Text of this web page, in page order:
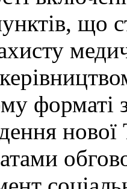
що
форматі